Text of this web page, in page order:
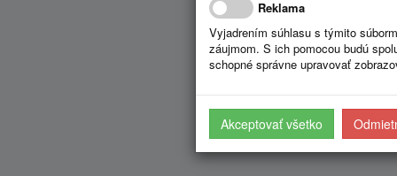
Reklama
Vyjadrením súhlasu s týmito
záujmom. S ich pomocou budú
schopné správne upravovať
Akceptovať všetko